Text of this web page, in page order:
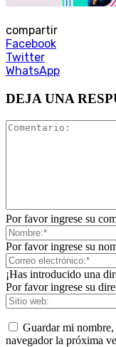
compartir
Facebook
Twitter
WhatsApp
DEJA UNA
Por favor ingrese su
Por favor ingrese su
¡Has introducido una
Por favor ingrese su
Guardar mi
navegador la próxima